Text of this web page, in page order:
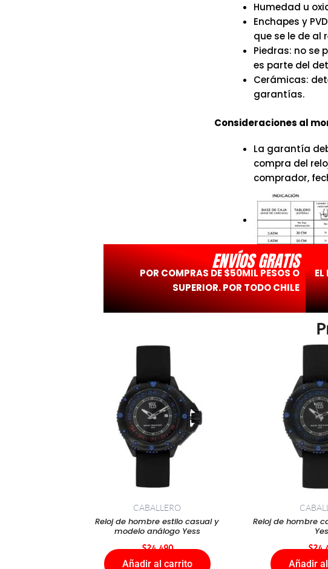
Humedad u
Enchapes y
que se le de al
Piedras: no se
es parte del
Cerámicas:
garantías.
Consideraciones al
La garantía
compra del
comprador,
ENVÍOS GRATIS
POR COMPRAS DE $50MIL PESOS O
SUPERIOR. POR TODO CHILE
CABALLERO
Reloj de hombre estilo casual y
modelo análogo Yess
$24.490
Añadir al carrito
Reloj de hombre
$
Añadir